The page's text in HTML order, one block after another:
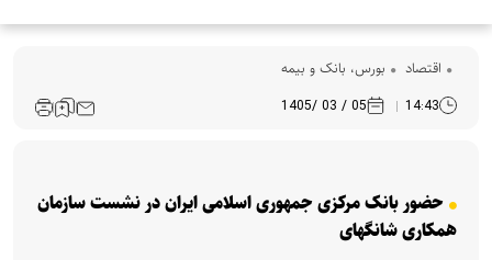
اقتصاد بورس، بانک و بیمه
14:43
05 / 03 /1405
حضور بانک مرکزی جمهوری اسلامی ایران در نشست سازمان
همکاری شانگهای